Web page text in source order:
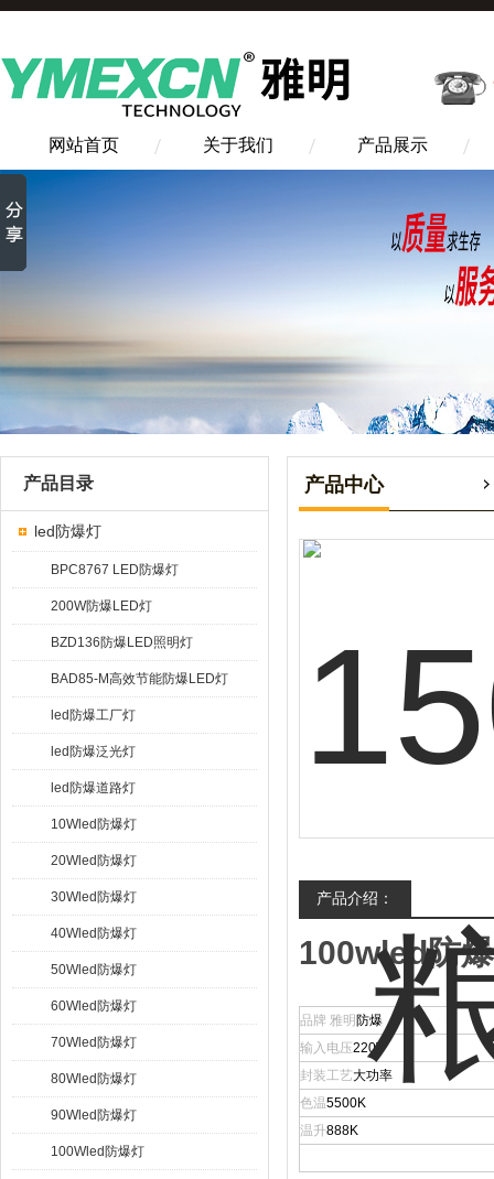
网站首页 关于我们 产品展示
产品目录
led防爆灯
BPC8767 LED防爆灯
200W防爆LED灯
BZD136防爆LED照明灯
BAD85-M高效节能防爆LED灯
led防爆工厂灯
led防爆泛光灯
led防爆道路灯
10Wled防爆灯
20Wled防爆灯
30Wled防爆灯
40Wled防爆灯
50Wled防爆灯
60Wled防爆灯
70Wled防爆灯
80Wled防爆灯
90Wled防爆灯
100Wled防爆灯
产品中心
产品介绍：
100wled防
品牌 雅明 防爆
输入电压220V
封装工艺大功率
色温5500K
温升888K